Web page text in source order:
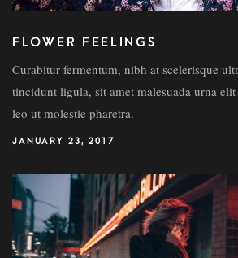
FLOWER FEELINGS
Curabitur fermentum, nibh at scelerisque
tincidunt ligula, sit amet malesuada urna elit
leo ut molestie pharetra.
JANUARY 23, 2017